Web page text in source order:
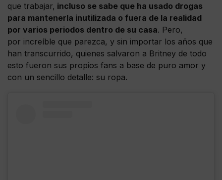
que trabajar, incluso se sabe que ha usado drogas
para mantenerla inutilizada o fuera de la realidad
por varios periodos dentro de su casa. Pero,
por increíble que parezca, y sin importar los años que
han transcurrido, quienes salvaron a Britney de todo
esto fueron sus propios fans a base de puro amor y
con un sencillo detalle: su ropa.